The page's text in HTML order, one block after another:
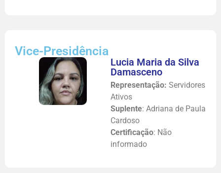
Vice-Presidência
Lucia Maria da Silva
Damasceno
Representação: Servidores
Ativos
Suplente: Adriana de Paula
Cardoso
Certificação: Não
informado